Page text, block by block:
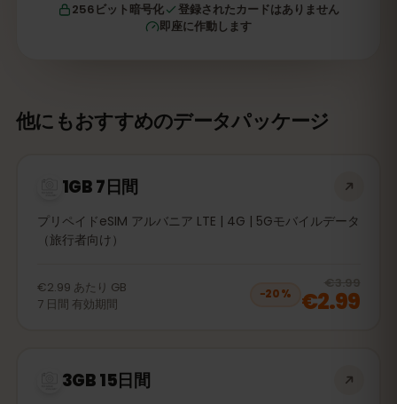
256ビット暗号化
登録されたカードはありません
即座に作動します
他にもおすすめのデータパッケージ
1GB 7日間
プリペイドeSIM アルバニア LTE | 4G | 5Gモバイルデータ
（旅行者向け）
€2.99 あたり GB
7 日間 有効期間
−20%
€3.99
€2.99
3GB 15日間